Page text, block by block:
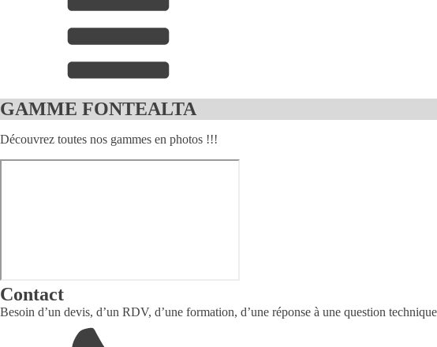
GAMME FONTEALTA
Découvrez toutes nos gammes en photos !!!
Contact
Besoin d’un devis, d’un RDV, d’une formation, d’une réponse à une question